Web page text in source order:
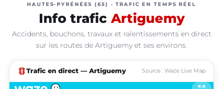
HAUTES-PYRÉNÉES (65) · TRAFIC EN TEMPS RÉEL
Info trafic Artiguemy
Accidents, bouchons, travaux et ralentissements en direct
sur les routes de Artiguemy et ses environs.
traffic Trafic en direct — Artiguemy Source : Waze Live Map